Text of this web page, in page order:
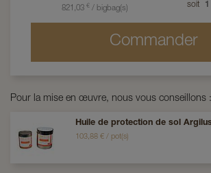
821,03 €/ bigbag(s) soit 1
Commander
Pour la mise en œuvre, nous vous conseillons :
Huile de protection de sol
103,88 € / pot(s)